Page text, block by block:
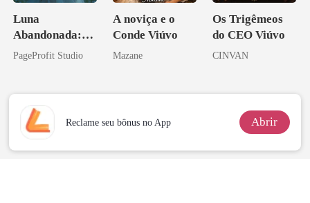
Luna
Abandonada:
Agora Intocável
PageProfit Studio
A noviça e o
Conde Viúvo
Mazane
Os Trigêmeos
do CEO Viúvo
CINVAN
Reclame seu bônus no App Abrir